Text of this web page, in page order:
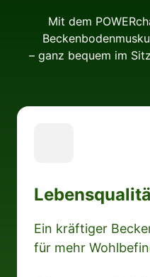
Mit dem
– ganz bequem im
Ein kräftiger
für mehr